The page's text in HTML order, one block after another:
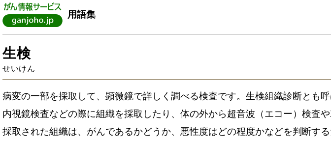
用語集
生検
せいけん
病変の一部を採取して、顕微鏡で詳しく調べる検査です。生検組織診断とも呼
内視鏡検査などの際に組織を採取したり、体の外から超音波（エコー）検査
採取された組織は、がんであるかどうか、悪性度はどの程度かなどを判断す